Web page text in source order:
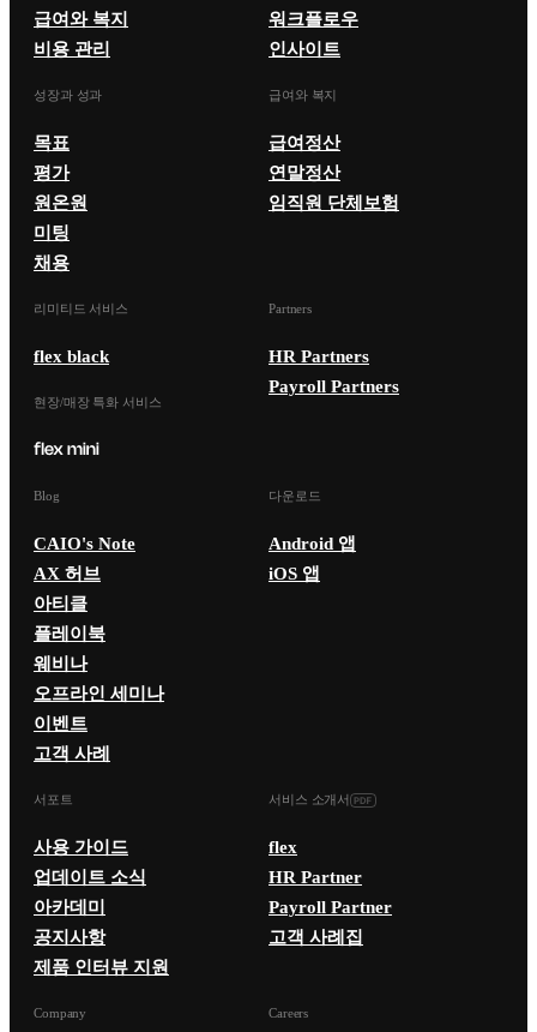
급여와 복지
비용 관리
워크플로우
인사이트
성장과 성과
목표
평가
원온원
미팅
채용
급여와 복지
급여정산
연말정산
임직원 단체보험
리미티드 서비스
flex black
현장/매장 특화 서비스
Partners
HR Partners
Payroll Partners
Blog
CAIO's Note
AX 허브
아티클
플레이북
웨비나
오프라인 세미나
이벤트
고객 사례
다운로드
Android 앱
iOS 앱
서포트
사용 가이드
업데이트 소식
아카데미
공지사항
제품 인터뷰 지원
서비스 소개서
flex
HR Partner
Payroll Partner
고객 사례집
Company Careers